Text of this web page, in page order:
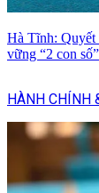
Hà Tĩnh: Quyết
vững “2 con số”
HÀNH CHÍNH